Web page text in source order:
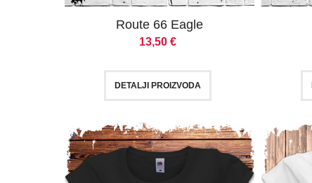
Route 66 Eagle
13,50 €
DETALJI PROIZVODA